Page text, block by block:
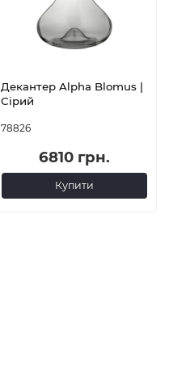
Декантер Alpha Blomus |
Сірий
78826
6810 грн.
Купити